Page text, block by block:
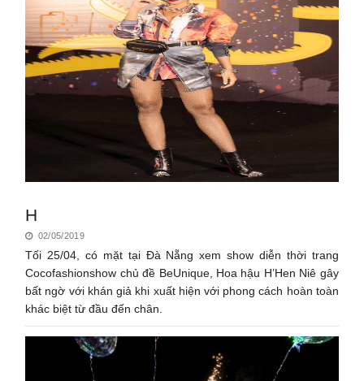
H
02/05/2019
Tối 25/04, có mặt tại Đà Nẵng xem show diễn thời trang
Cocofashionshow chủ đề BeUnique, Hoa hậu H’Hen Niê gây
bất ngờ với khán giả khi xuất hiện với phong cách hoàn toàn
khác biệt từ đầu đến chân.